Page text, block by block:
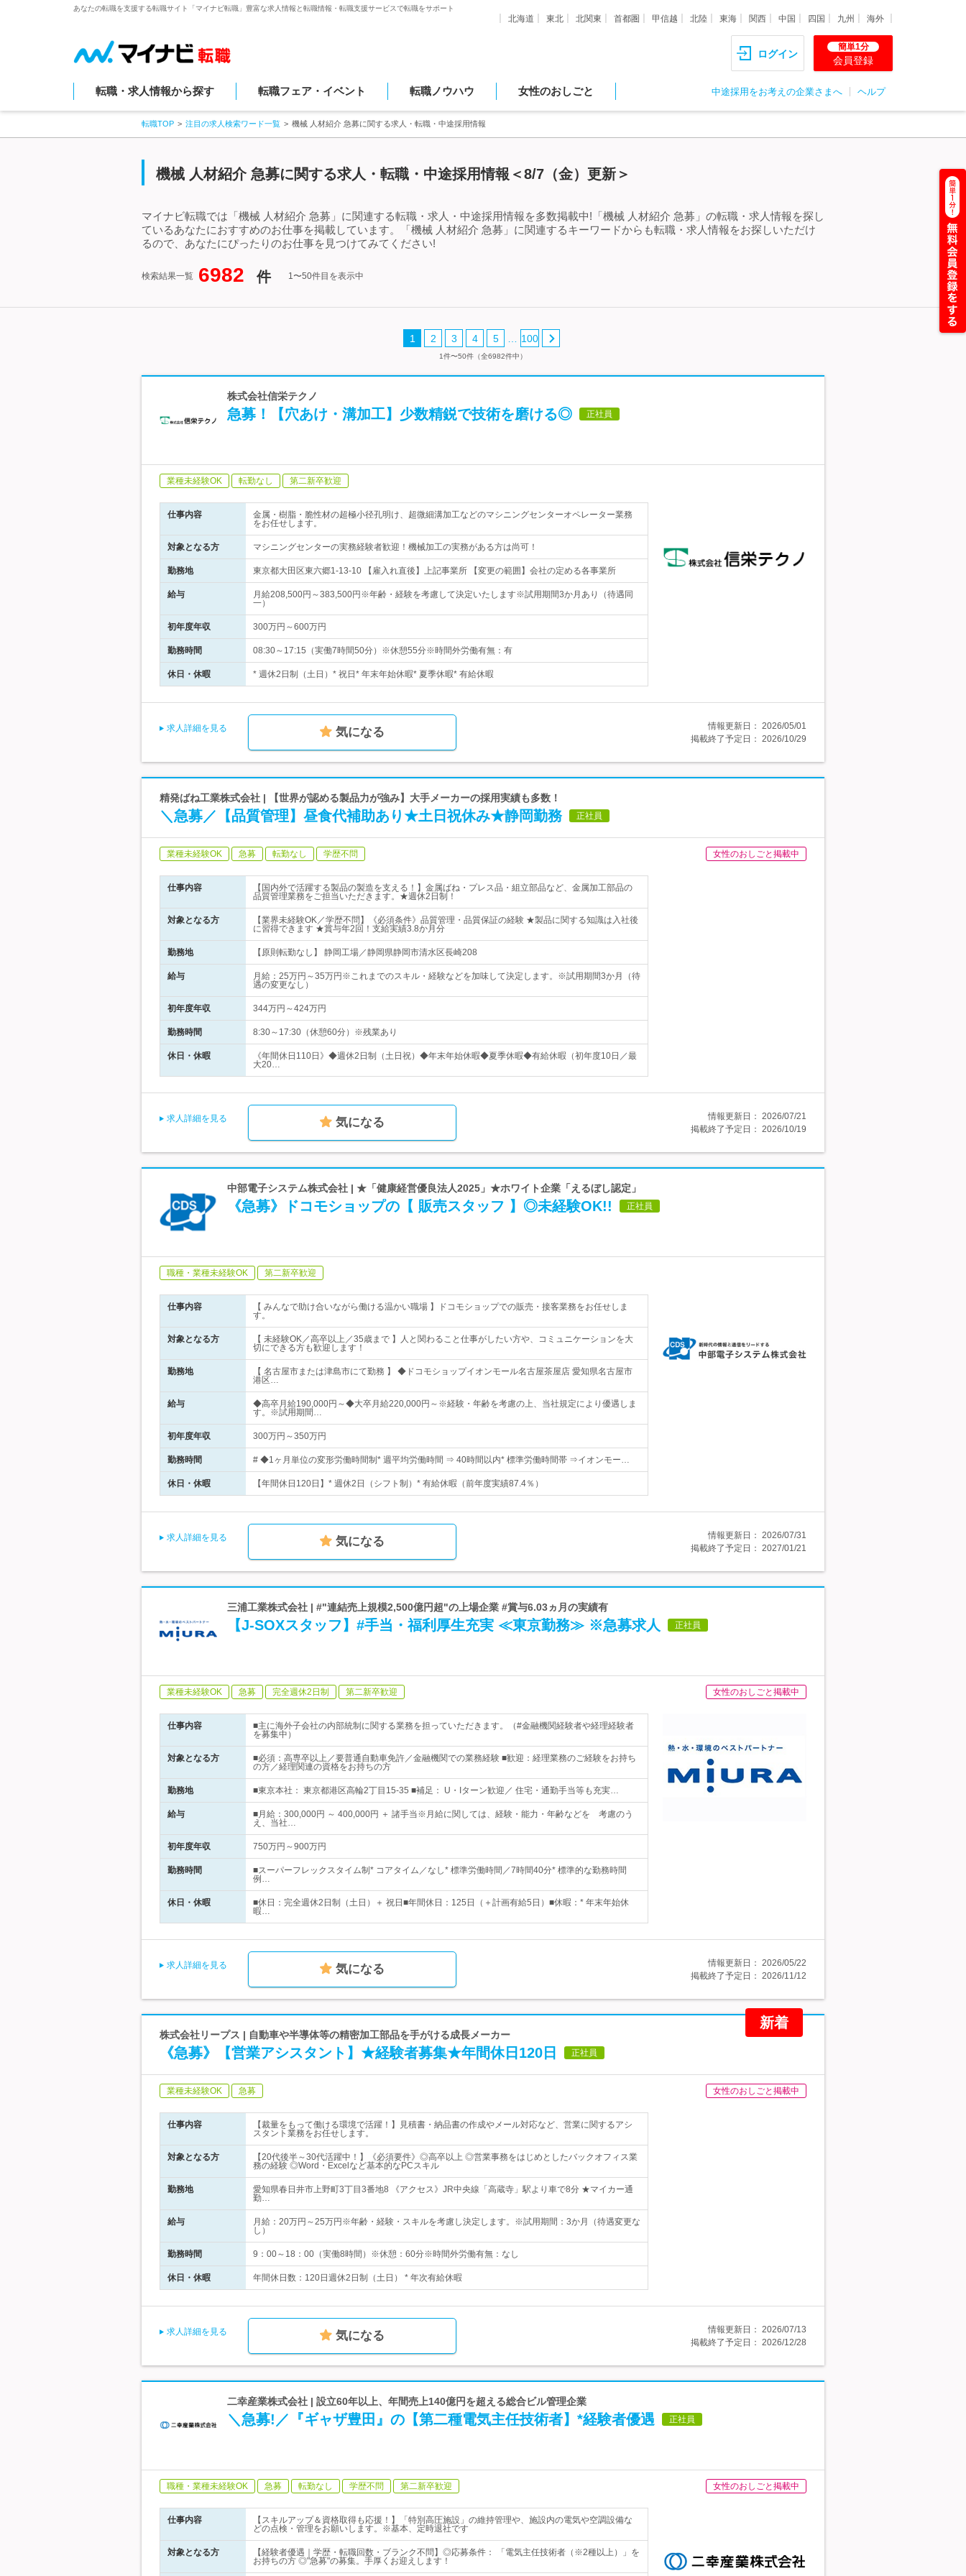
あなたの転職を支援する転職サイト「マイナビ転職」豊富な求人情報と転職情報・転職支援サービスで転職をサポート
北海道 東北 北関東 首都圏 甲信越 北陸 東海 関西 中国 四国 九州 海外
ログイン
簡単1分
会員登録
転職・求人情報から探す 転職フェア・イベント 転職ノウハウ 女性のおしごと 中途採用をお考えの企業さまへ ヘルプ
転職TOP 注目の求人検索ワード一覧 機械 人材紹介 急募に関する求人・転職・中途採用情報
機械 人材紹介 急募に関する求人・転職・中途採用情報＜8/7（金）更新＞
マイナビ転職では「機械 人材紹介 急募」に関連する転職・求人・中途採用情報を多数掲載中!「機械 人材紹介 急募」の転職・求人情報を探し
ているあなたにおすすめのお仕事を掲載しています。「機械 人材紹介 急募」に関連するキーワードからも転職・求人情報をお探しいただけ
るので、あなたにぴったりのお仕事を見つけてみてください!
検索結果一覧 6982 件 1〜50件目を表示中
1 2 3 4 5 100
1件〜50件（全6982件中）
株式会社信栄テクノ
急募！【穴あけ・溝加工】少数精鋭で技術を磨ける◎ 正社員
業種未経験OK 転勤なし 第二新卒歓迎
仕事内容
金属・樹脂・脆性材の超極小径孔明け、超微細溝加工などのマシニングセンターオペレーター業務
をお任せします。
対象となる方 マシニングセンターの実務経験者歓迎！機械加工の実務がある方は尚可！
勤務地 東京都大田区東六郷1-13-10 【雇入れ直後】上記事業所 【変更の範囲】会社の定める各事業所
給与
月給208,500円～383,500円※年齢・経験を考慮して決定いたします※試用期間3か月あり（待遇同
一）
初年度年収 300万円～600万円
勤務時間 08:30～17:15（実働7時間50分）※休憩55分※時間外労働有無：有
休日・休暇 * 週休2日制（土日）* 祝日* 年末年始休暇* 夏季休暇* 有給休暇
求人詳細を見る 気になる 情報更新日： 2026/05/01
掲載終了予定日： 2026/10/29
精発ばね工業株式会社 | 【世界が認める製品力が強み】大手メーカーの採用実績も多数！
＼急募／【品質管理】昼食代補助あり★土日祝休み★静岡勤務 正社員
業種未経験OK 急募 転勤なし 学歴不問 女性のおしごと掲載中
仕事内容
【国内外で活躍する製品の製造を支える！】金属ばね・プレス品・組立部品など、金属加工部品の
品質管理業務をご担当いただきます。★週休2日制！
対象となる方
【業界未経験OK／学歴不問】《必須条件》品質管理・品質保証の経験 ★製品に関する知識は入社後
に習得できます ★賞与年2回！支給実績3.8か月分
勤務地 【原則転勤なし】 静岡工場／静岡県静岡市清水区長崎208
給与
月給：25万円～35万円※これまでのスキル・経験などを加味して決定します。※試用期間3か月（待
遇の変更なし）
初年度年収 344万円～424万円
勤務時間 8:30～17:30（休憩60分）※残業あり
休日・休暇
《年間休日110日》◆週休2日制（土日祝）◆年末年始休暇◆夏季休暇◆有給休暇（初年度10日／最
大20…
求人詳細を見る 気になる 情報更新日： 2026/07/21
掲載終了予定日： 2026/10/19
中部電子システム株式会社 | ★「健康経営優良法人2025」★ホワイト企業「えるぼし認定」
《急募》ドコモショップの【 販売スタッフ 】◎未経験OK!! 正社員
職種・業種未経験OK 第二新卒歓迎
仕事内容
【 みんなで助け合いながら働ける温かい職場 】ドコモショップでの販売・接客業務をお任せしま
す。
対象となる方
【 未経験OK／高卒以上／35歳まで 】人と関わること仕事がしたい方や、コミュニケーションを大
切にできる方も歓迎します！
勤務地
【 名古屋市または津島市にて勤務 】 ◆ドコモショップイオンモール名古屋茶屋店 愛知県名古屋市
港区…
給与
◆高卒月給190,000円～◆大卒月給220,000円～※経験・年齢を考慮の上、当社規定により優遇しま
す。※試用期間…
初年度年収 300万円～350万円
勤務時間 # ◆1ヶ月単位の変形労働時間制* 週平均労働時間 ⇒ 40時間以内* 標準労働時間帯 ⇒イオンモー…
休日・休暇 【年間休日120日】* 週休2日（シフト制）* 有給休暇（前年度実績87.4％）
求人詳細を見る 気になる 情報更新日： 2026/07/31
掲載終了予定日： 2027/01/21
三浦工業株式会社 | #"連結売上規模2,500億円超"の上場企業 #賞与6.03ヵ月の実績有
【J-SOXスタッフ】#手当・福利厚生充実 ≪東京勤務≫ ※急募求人 正社員
業種未経験OK 急募 完全週休2日制 第二新卒歓迎 女性のおしごと掲載中
仕事内容
■主に海外子会社の内部統制に関する業務を担っていただきます。（#金融機関経験者や経理経験者
を募集中）
対象となる方
■必須：高専卒以上／要普通自動車免許／金融機関での業務経験 ■歓迎：経理業務のご経験をお持ち
の方／経理関連の資格をお持ちの方
勤務地 ■東京本社： 東京都港区高輪2丁目15-35 ■補足： U・Iターン歓迎／ 住宅・通勤手当等も充実…
給与
■月給：300,000円 ～ 400,000円 ＋ 諸手当※月給に関しては、経験・能力・年齢などを 考慮のう
え、当社…
初年度年収 750万円～900万円
勤務時間
■スーパーフレックスタイム制* コアタイム／なし* 標準労働時間／7時間40分* 標準的な勤務時間
例…
休日・休暇
■休日：完全週休2日制（土日）＋ 祝日■年間休日：125日（＋計画有給5日）■休暇：* 年末年始休
暇…
求人詳細を見る 気になる 情報更新日： 2026/05/22
掲載終了予定日： 2026/11/12
新着
株式会社リープス | 自動車や半導体等の精密加工部品を手がける成長メーカー
《急募》【営業アシスタント】★経験者募集★年間休日120日 正社員
業種未経験OK 急募 女性のおしごと掲載中
仕事内容
【裁量をもって働ける環境で活躍！】見積書・納品書の作成やメール対応など、営業に関するアシ
スタント業務をお任せします。
対象となる方
【20代後半～30代活躍中！】《必須要件》◎高卒以上 ◎営業事務をはじめとしたバックオフィス業
務の経験 ◎Word・Excelなど基本的なPCスキル
勤務地
愛知県春日井市上野町3丁目3番地8 《アクセス》JR中央線「高蔵寺」駅より車で8分 ★マイカー通
勤…
給与
月給：20万円～25万円※年齢・経験・スキルを考慮し決定します。※試用期間：3か月（待遇変更な
し）
勤務時間 9：00～18：00（実働8時間）※休憩：60分※時間外労働有無：なし
休日・休暇 年間休日数：120日週休2日制（土日） * 年次有給休暇
求人詳細を見る 気になる 情報更新日： 2026/07/13
掲載終了予定日： 2026/12/28
二幸産業株式会社 | 設立60年以上、年間売上140億円を超える総合ビル管理企業
＼急募!／『ギャザ豊田』の【第二種電気主任技術者】*経験者優遇 正社員
職種・業種未経験OK 急募 転勤なし 学歴不問 第二新卒歓迎 女性のおしごと掲載中
仕事内容
【スキルアップ＆資格取得も応援！】「特別高圧施設」の維持管理や、施設内の電気や空調設備な
どの点検・管理をお願いします。※基本、定時退社です
対象となる方
【経験者優遇｜学歴・転職回数・ブランク不問】◎応募条件： 「電気主任技術者（※2種以上）」を
お持ちの方 ◎"急募"の募集。手厚くお迎えします！